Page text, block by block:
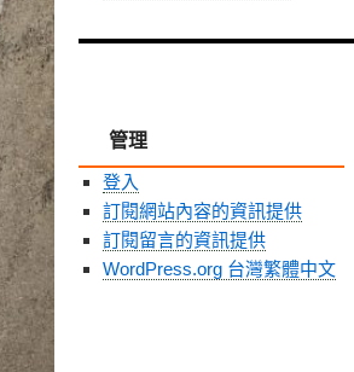
管理
登入
訂閱網站內容的資訊提供
訂閱留言的資訊提供
WordPress.org 台灣繁體中文